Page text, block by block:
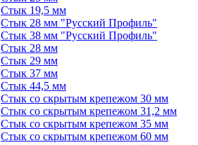
Стык 19,5 мм
Стык 28 мм "Русский Профиль"
Стык 38 мм "Русский Профиль"
Стык 28 мм
Стык 29 мм
Стык 37 мм
Стык 44,5 мм
Стык со скрытым крепежом 30 мм
Стык со скрытым крепежом 31,2 мм
Стык со скрытым крепежом 35 мм
Стык со скрытым крепежом 60 мм